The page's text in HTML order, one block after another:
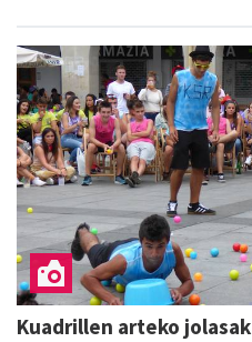
Kuadrillen arteko jolasak